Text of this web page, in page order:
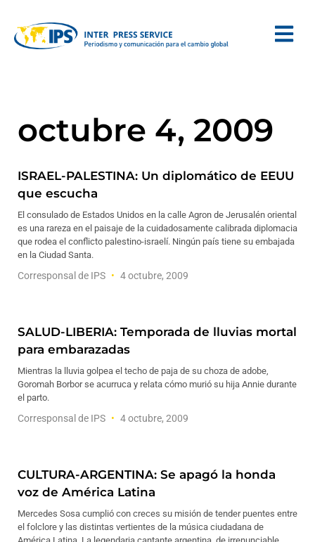
octubre 4, 2009
ISRAEL-PALESTINA: Un diplomático de EEUU
que escucha
El consulado de Estados Unidos en la calle Agron de Jerusalén oriental
es una rareza en el paisaje de la cuidadosamente calibrada diplomacia
que rodea el conflicto palestino-israelí. Ningún país tiene su embajada
en la Ciudad Santa.
Corresponsal de IPS 4 octubre, 2009
SALUD-LIBERIA: Temporada de lluvias mortal
para embarazadas
Mientras la lluvia golpea el techo de paja de su choza de adobe,
Goromah Borbor se acurruca y relata cómo murió su hija Annie durante
el parto.
Corresponsal de IPS 4 octubre, 2009
CULTURA-ARGENTINA: Se apagó la honda
voz de América Latina
Mercedes Sosa cumplió con creces su misión de tender puentes entre
el folclore y las distintas vertientes de la música ciudadana de